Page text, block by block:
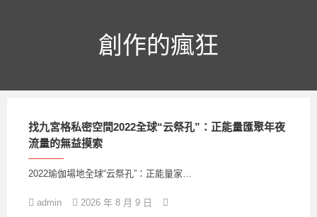
創作的瘋狂
找九宮格私密空間2022全球“云祭孔”：正能量匯聚年夜
流量的無益摸索
2022瑜伽場地全球“云祭孔”：正能量家…
admin 2026 年 8 月 9 日